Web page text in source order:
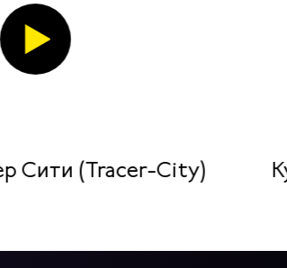
Сити (Tracer-City)